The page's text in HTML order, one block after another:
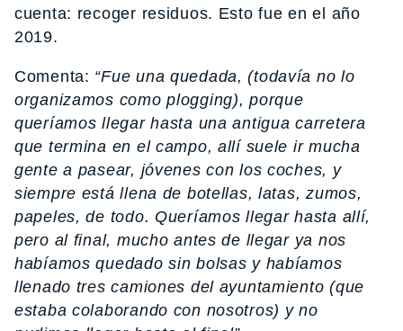
cuenta: recoger residuos. Esto fue en el año
2019.
Comenta: “Fue una quedada, (todavía no lo
organizamos como plogging), porque
queríamos llegar hasta una antigua carretera
que termina en el campo, allí suele ir mucha
gente a pasear, jóvenes con los coches, y
siempre está llena de botellas, latas, zumos,
papeles, de todo. Queríamos llegar hasta allí,
pero al final, mucho antes de llegar ya nos
habíamos quedado sin bolsas y habíamos
llenado tres camiones del ayuntamiento (que
estaba colaborando con nosotros) y no